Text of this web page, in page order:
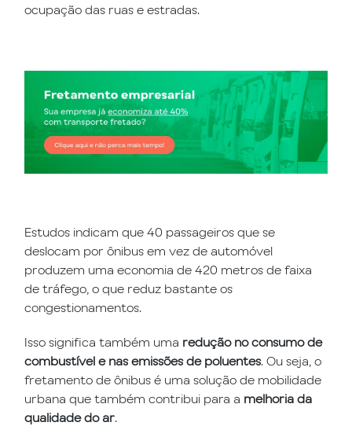
ocupação das ruas e estradas.
Estudos indicam que 40 passageiros que se
deslocam por ônibus em vez de automóvel
produzem uma economia de 420 metros de faixa
de tráfego, o que reduz bastante os
congestionamentos.
Isso significa também uma redução no consumo de
combustível e nas emissões de poluentes. Ou seja, o
fretamento de ônibus é uma solução de mobilidade
urbana que também contribui para a melhoria da
qualidade do ar.